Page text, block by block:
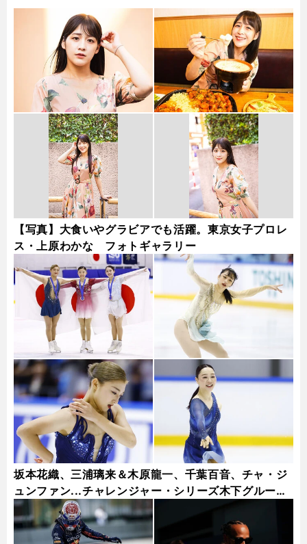
【写真】大食いやグラビアでも活躍。東京女子プロレ
ス・上原わかな フォトギャラリー
坂本花織、三浦璃来＆木原龍一、千葉百音、チャ・ジ
ュンファン...チャレンジャー・シリーズ木下グループ
杯フォトギャラリー